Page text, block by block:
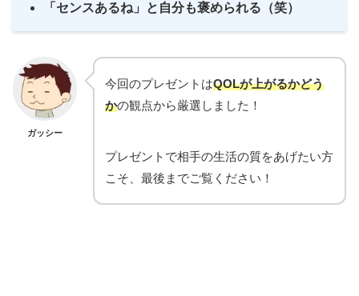
「センスあるね」と自分も褒められる（笑）
ガッシー
今回のプレゼントはQOLが上がるかどう
かの観点から厳選しました！
プレゼントで相手の生活の質をあげたい方
こそ、最後までご覧ください！